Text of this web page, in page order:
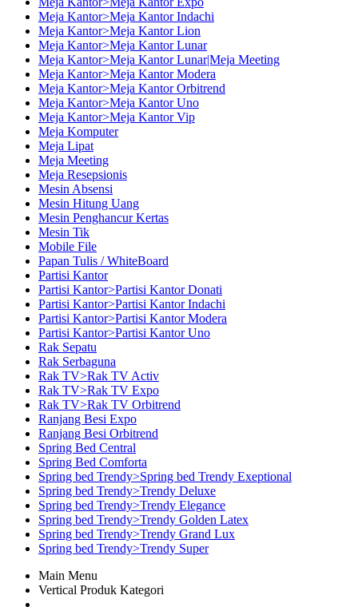
Meja Kantor>Meja Kantor Indachi
Meja Kantor>Meja Kantor Lion
Meja Kantor>Meja Kantor Lunar
Meja Kantor>Meja Kantor Lunar|Meja Meeting
Meja Kantor>Meja Kantor Modera
Meja Kantor>Meja Kantor Orbitrend
Meja Kantor>Meja Kantor Uno
Meja Kantor>Meja Kantor Vip
Meja Komputer
Meja Lipat
Meja Meeting
Meja Resepsionis
Mesin Absensi
Mesin Hitung Uang
Mesin Penghancur Kertas
Mesin Tik
Mobile File
Papan Tulis / WhiteBoard
Partisi Kantor
Partisi Kantor>Partisi Kantor Donati
Partisi Kantor>Partisi Kantor Indachi
Partisi Kantor>Partisi Kantor Modera
Partisi Kantor>Partisi Kantor Uno
Rak Sepatu
Rak Serbaguna
Rak TV>Rak TV Activ
Rak TV>Rak TV Expo
Rak TV>Rak TV Orbitrend
Ranjang Besi Expo
Ranjang Besi Orbitrend
Spring Bed Central
Spring Bed Comforta
Spring bed Trendy>Spring bed Trendy Exeptional
Spring bed Trendy>Trendy Deluxe
Spring bed Trendy>Trendy Elegance
Spring bed Trendy>Trendy Golden Latex
Spring bed Trendy>Trendy Grand Lux
Spring bed Trendy>Trendy Super
Main Menu
Vertical Produk Kategori